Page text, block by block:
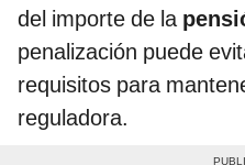
del importe de la
penalización puede
requisitos para
reguladora.